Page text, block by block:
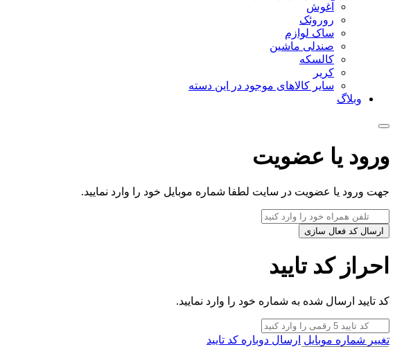
آغوش
روروئک
ساک لوازم
صندلی ماشین
کالسکه
کریر
سایر کالاهای موجود در این دسته
وبلاگ
ورود یا عضویت
جهت ورود یا عضویت در سایت لطفا شماره موبایل خود را وارد نمایید.
ارسال کد فعال سازی
احراز کد تایید
کد تایید ارسال شده به شماره خود را وارد نمایید.
تغییر شماره موبایل ارسال دوباره کد تایید